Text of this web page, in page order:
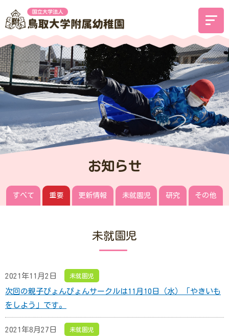
お知らせ
すべて 重要 更新情報 未就園児 研究 その他
未就園児
2021年11月2日 未就園児
次回の親子ぴょんぴょんサークルは11月10日（水）「やきいも
をしよう」です。
2021年8月27日 未就園児